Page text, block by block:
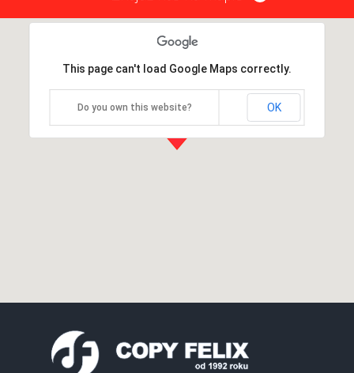
This page can't load Google Maps correctly.
Do you own this website? OK